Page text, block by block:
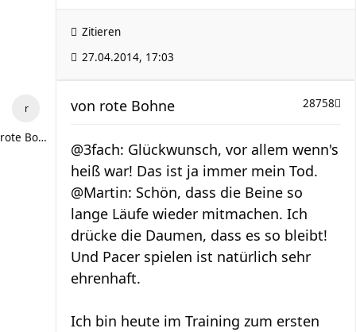
Zitieren
27.04.2014, 17:03
rote Bohne
28758
von rote Bohne
@3fach: Glückwunsch, vor allem wenn's
heiß war! Das ist ja immer mein Tod.
@Martin: Schön, dass die Beine so
lange Läufe wieder mitmachen. Ich
drücke die Daumen, dass es so bleibt!
Und Pacer spielen ist natürlich sehr
ehrenhaft.
Ich bin heute im Training zum ersten